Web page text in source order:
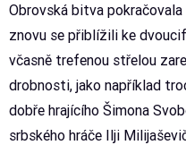
Obrovská bitva
znovu se přiblížili ke
včasně trefenou střelou
drobnosti, jako například
dobře hrajícího Šimona
srbského hráče Ilji